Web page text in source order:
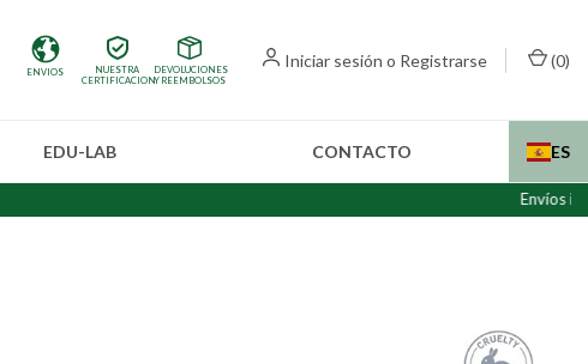
ENVIOS
NUESTRA
CERTIFICACION
DEVOLUCIONES
Y REEMBOLSOS
Iniciar sesión o Registrarse (0)
EDU-LAB CONTACTO ES
Envíos